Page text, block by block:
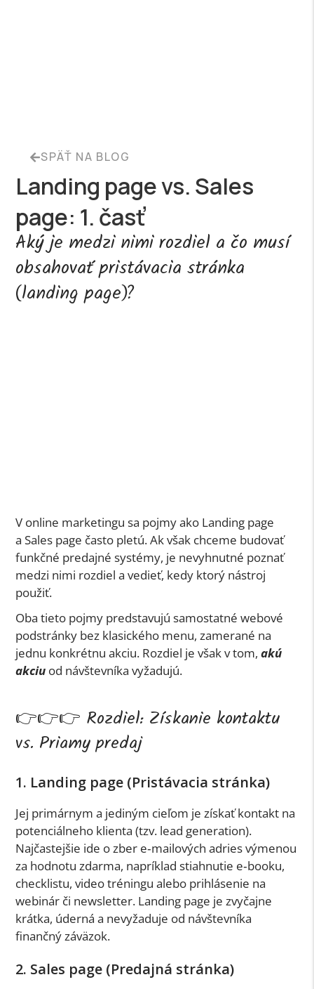
SPÄŤ NA BLOG
Landing page vs. Sales
page: 1. časť
Aký je medzi nimi rozdiel a čo musí
obsahovať pristávacia stránka
(landing page)?
V online marketingu sa pojmy ako Landing page
a Sales page často pletú. Ak však chceme budovať
funkčné predajné systémy, je nevyhnutné poznať
medzi nimi rozdiel a vedieť, kedy ktorý nástroj
použiť.
Oba tieto pojmy predstavujú samostatné webové
podstránky bez klasického menu, zamerané na
jednu konkrétnu akciu. Rozdiel je však v tom,akú
akciu od návštevníka vyžadujú.
👉👉👉 Rozdiel: Získanie kontaktu
vs. Priamy predaj
1. Landing page (Pristávacia stránka)
Jej primárnym a jediným cieľom je získať kontakt na
potenciálneho klienta (tzv. lead generation).
Najčastejšie ide o zber e‑mailových adries výmenou
za hodnotu zdarma, napríklad stiahnutie e‑booku,
checklistu, video tréningu alebo prihlásenie na
webinár či newsletter. Landing page je zvyčajne
krátka, úderná a nevyžaduje od návštevníka
finančný záväzok.
2. Sales page (Predajná stránka)